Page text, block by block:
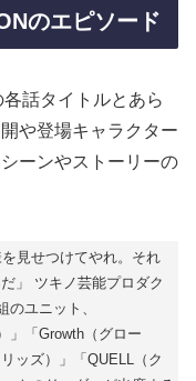
のエピソード
各話タイトルとあら
や登場キャラクター
ーンやストーリーの
を見せつけてやれ。それ
」 ツキノ芸能プロダク
のユニット、
」「Growth（グロー
ッズ）」「QUELL（ク